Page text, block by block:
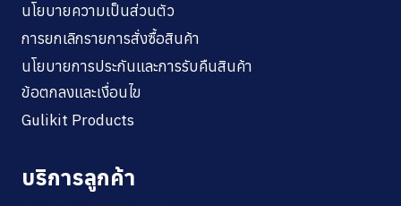
นโยบายความเป็นส่วนตัว
การยกเลิกรายการสั่งซื้อสินค้า
นโยบายการประกันและการรับคืนสินค้า
ข้อตกลงและเงื่อนไข
Gulikit Products
บริการลูกค้า